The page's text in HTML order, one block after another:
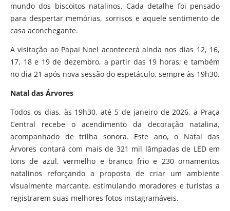
mundo dos biscoitos natalinos. Cada detalhe foi pensado
para despertar memórias, sorrisos e aquele sentimento de
casa aconchegante.
A visitação ao Papai Noel acontecerá ainda nos dias 12, 16,
17, 18 e 19 de dezembro, a partir das 19 horas; e também
no dia 21 após nova sessão do espetáculo, sempre às 19h30.
Natal das Árvores
Todos os dias, às 19h30, até 5 de janeiro de 2026, a Praça
Central recebe o acendimento da decoração natalina,
acompanhado de trilha sonora. Este ano, o Natal das
Árvores contará com mais de 321 mil lâmpadas de LED em
tons de azul, vermelho e branco frio e 230 ornamentos
natalinos reforçando a proposta de criar um ambiente
visualmente marcante, estimulando moradores e turistas a
registrarem suas melhores fotos instagramáveis.